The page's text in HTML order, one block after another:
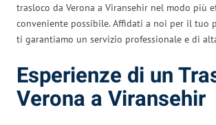
trasloco da Verona a Viransehir nel modo più
conveniente possibile. Affidati a noi per il tuo
ti garantiamo un servizio professionale e di
Esperienze di un
Verona a Viransehir